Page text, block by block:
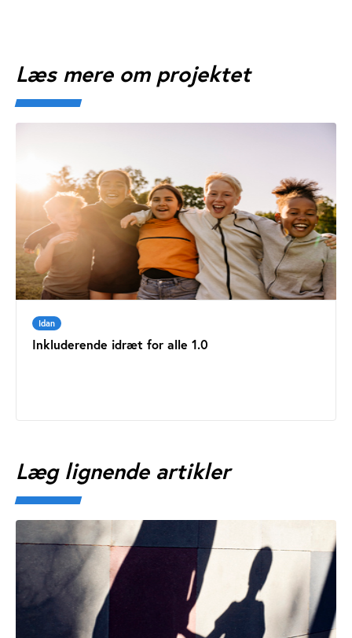
Læs mere om projektet
Idan
Inkluderende idræt for alle 1.0
Læg lignende artikler